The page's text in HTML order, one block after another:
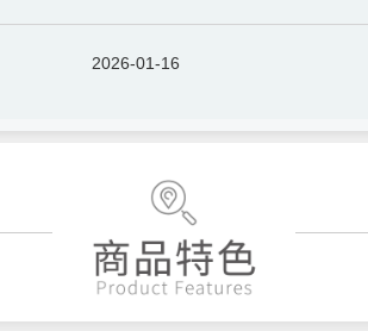
2026-01-16